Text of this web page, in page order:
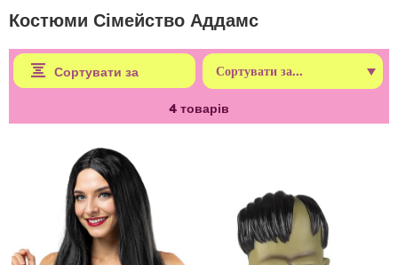
Костюми Сімейство Аддамс
Сортувати за
4 товарів